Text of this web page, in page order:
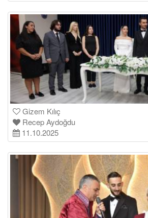
Gizem Kılıç
Recep Aydoğdu
11.10.2025